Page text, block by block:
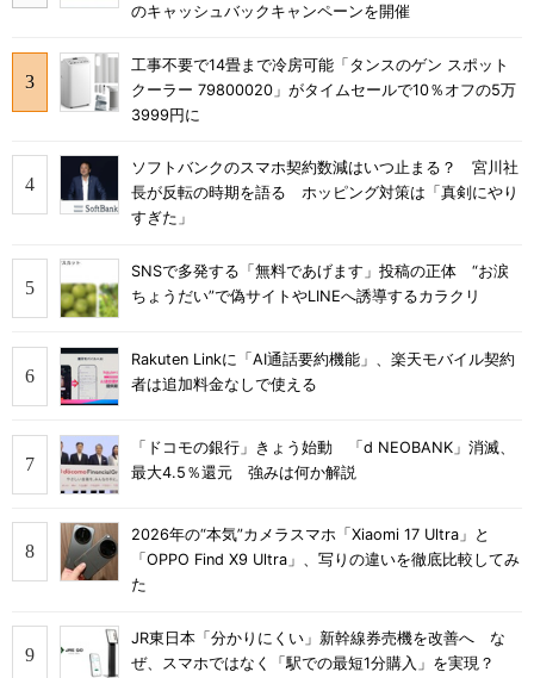
のキャッシュバックキャンペーンを開催
工事不要で14畳まで冷房可能「タンスのゲン スポット
クーラー 79800020」がタイムセールで10％オフの5万
3999円に
ソフトバンクのスマホ契約数減はいつ止まる？ 宮川社
長が反転の時期を語る ホッピング対策は「真剣にやり
すぎた」
SNSで多発する「無料であげます」投稿の正体 “お涙
ちょうだい”で偽サイトやLINEへ誘導するカラクリ
Rakuten Linkに「AI通話要約機能」、楽天モバイル契約
者は追加料金なしで使える
「ドコモの銀行」きょう始動 「d NEOBANK」消滅、
最大4.5％還元 強みは何か解説
2026年の“本気”カメラスマホ「Xiaomi 17 Ultra」と
「OPPO Find X9 Ultra」、写りの違いを徹底比較してみ
た
JR東日本「分かりにくい」新幹線券売機を改善へ な
ぜ、スマホではなく「駅での最短1分購入」を実現？